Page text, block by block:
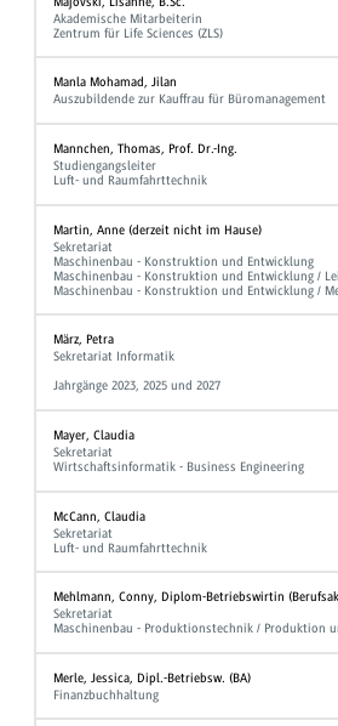
Akademische Mitarbeiterin
Zentrum für Life Sciences (ZLS)
Manla Mohamad, Jilan
Auszubildende zur Kauffrau für Büromanagement
Mannchen, Thomas, Prof. Dr.-Ing.
Studiengangsleiter
Luft- und Raumfahrttechnik
Martin, Anne (derzeit nicht im Hause)
Sekretariat
Maschinenbau - Konstruktion und Entwicklung
Maschinenbau - Konstruktion und Entwicklung /
Maschinenbau - Konstruktion und Entwicklung /
März, Petra
Sekretariat Informatik
Jahrgänge 2023, 2025 und 2027
Mayer, Claudia
Sekretariat
Wirtschaftsinformatik - Business Engineering
McCann, Claudia
Sekretariat
Luft- und Raumfahrttechnik
Mehlmann, Conny, Diplom-Betriebswirtin
Sekretariat
Maschinenbau - Produktionstechnik / Produktion
Merle, Jessica, Dipl.-Betriebsw. (BA)
Finanzbuchhaltung